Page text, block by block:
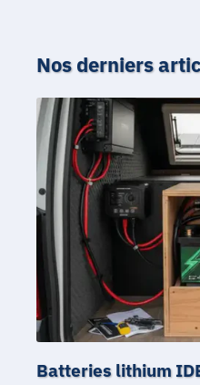
Nos derniers
Batteries lithium